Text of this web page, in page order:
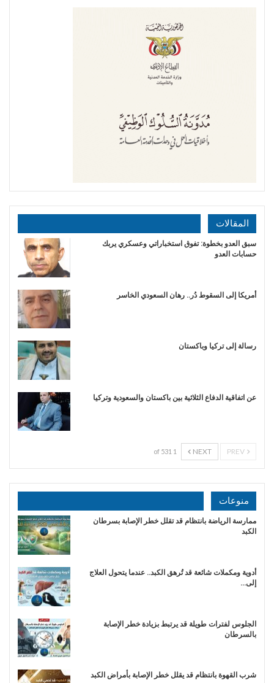
المقالات
سبق العدو بخطوة: تفوق استخباراتي وعسكري يربك
حسابات العدو
أمريكا إلى السقوط دُر.. رهان السعودي الخاسر
رسالة إلى تركيا وباكستان
عن اتفاقية الدفاع الثلاثية بين باكستان والسعودية وتركيا
NEXT
1 of 531
منوعات
ممارسة الرياضة بانتظام قد تقلل خطر الإصابة بسرطان
الكبد
أدوية ومكملات شائعة قد تُرهق الكبد.. عندما يتحول العلاج
إلى…
الجلوس لفترات طويلة قد يرتبط بزيادة خطر الإصابة
بالسرطان
شرب القهوة بانتظام قد يقلل خطر الإصابة بأمراض الكبد